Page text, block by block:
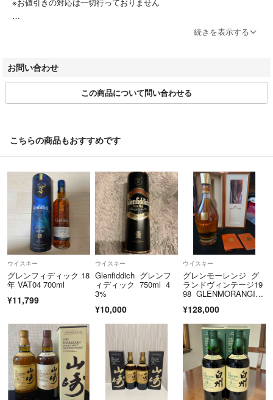
またお問い合わせの有無に関わらず、ご購入は先着順とさせて頂いてお
ります。
ご注文前にご登録情報に誤りがないかご確認の上、ご注文手続きへお進
■お酒の販売について
20歳未満の方への酒類の販売は固くお断りしています。
▼適格請求書発行事業者登録番号
T3500001005770
こちらのアカウントはラクマ公式パートナーの株式会社パラレルによっ
て運営されています。
▼特商法
https://fril.jp/ts/official/law/a421/
https://fril.jp/ts/official/law/a421/#return_policy
続きを表示する
お問い合わせ
この商品について問い合わせる
こちらの商品もおすすめです
ウイスキー
グレンフィディック 18
年 VAT04 700ml
¥11,799
ウイスキー
Glenfiddich グレンフ
ィディック 750ml 4
3%
¥10,000
ウイスキー
グレンモーレンジ グ
ランドヴィンテージ19
98 GLENMORANGI
¥128,000